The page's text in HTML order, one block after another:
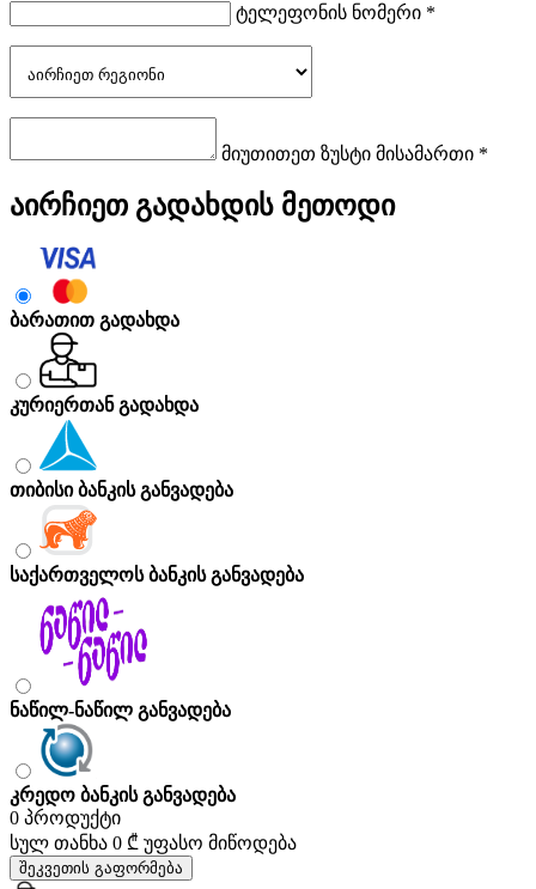
ტელეფონის ნომერი *
მიუთითეთ ზუსტი მისამართი *
აირჩიეთ გადახდის მეთოდი
ბარათით გადახდა
კურიერთან გადახდა
თიბისი ბანკის განვადება
საქართველოს ბანკის განვადება
ნაწილ-ნაწილ განვადება
კრედო ბანკის განვადება
0 პროდუქტი
სულ თანხა 0 ₾ უფასო მიწოდება
შეკვეთის გაფორმება